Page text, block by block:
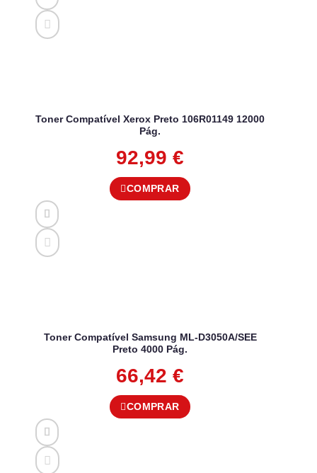
Toner Compatível Xerox Preto 106R01149 12000
Pág.
92,99 €
COMPRAR
Toner Compatível Samsung ML-D3050A/SEE
Preto 4000 Pág.
66,42 €
COMPRAR